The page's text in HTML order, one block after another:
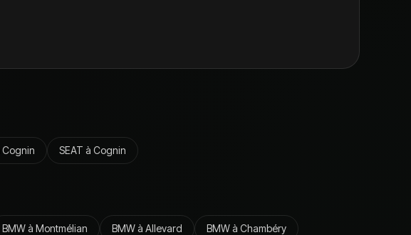
Cognin SEAT à Cognin
BMWà Montmélian BMWà Allevard BMWà Chambéry